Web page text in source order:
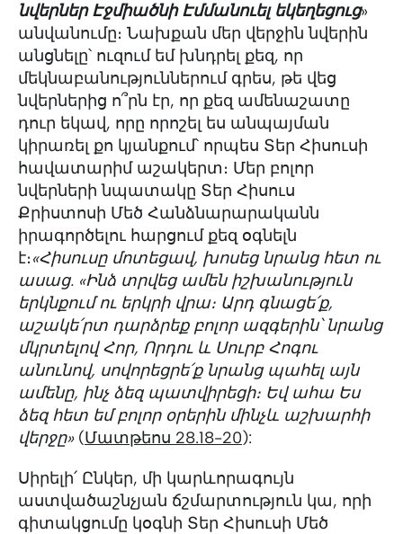
նվերներ Էջմիածնի Էմմանուել եկեղեցուց»
անվանումը։ Նախքան մեր վերջին նվերին
անցնելը՝ ուզում եմ խնդրել քեզ, որ
մեկնաբանություններում գրես, թե վեց
նվերներից ո՞րն էր, որ քեզ ամենաշատը
դուր եկավ, որը որոշել ես անպայման
կիրառել քո կյանքում՝ որպես Տեր Հիսուսի
հավատարիմ աշակերտ։ Մեր բոլոր
նվերների նպատակը Տեր Հիսուս
Քրիստոսի Մեծ Հանձնարարականն
իրագործելու հարցում քեզ օգնելն
է։«Հիսուսը մոտեցավ, խոսեց նրանց հետ ու
ասաց. «Ինձ տրվեց ամեն իշխանություն
երկնքում ու երկրի վրա։ Արդ գնացե՛ք,
աշակե՛րտ դարձրեք բոլոր ազգերին՝ նրանց
մկրտելով Հոր, Որդու և Սուրբ Հոգու
անունով, սովորեցրե՛ք նրանց պահել այն
ամենը, ինչ ձեզ պատվիրեցի։ Եվ ահա Ես
ձեզ հետ եմ բոլոր օրերին մինչև աշխարհի
վերջը» (Մատթեոս 28.18-20):
Սիրելի՛ Ընկեր, մի կարևորագույն
աստվածաշնչյան ճշմարտություն կա, որի
գիտակցումը կօգնի Տեր Հիսուսի Մեծ